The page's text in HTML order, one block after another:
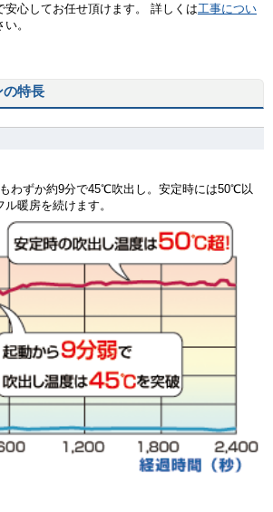
安心してお任せ頂けます。 詳しくは工事につい
。
の特長
わずか約9分で45℃吹出し。安定時には50℃以
暖房を続けます。